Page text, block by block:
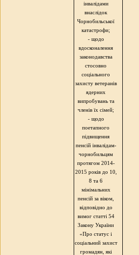
інвалідами
внаслідок
Чорнобильської
катастрофи;
- щодо
вдосконалення
законодавства
стосовно
соціального
захисту ветеранів
ядерних
випробувань та
членів їх сімей;
- щодо
поетапного
підвищення
пенсій інвалідам-
чорнобильцям
протягом 2014-
2015 років до 10,
8 та 6
мінімальних
пенсій за віком,
відповідно до
вимог статті 54
Закону України
«Про статус і
соціальний захист
громадян, які